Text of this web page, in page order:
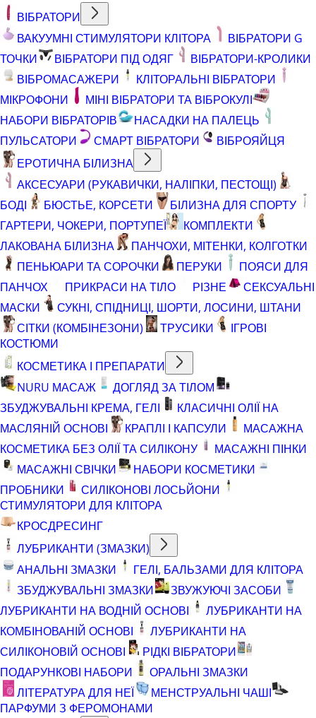
ВІБРАТОРИ
ВАКУУМНІ СТИМУЛЯТОРИ КЛІТОРА
ВІБРАТОРИ G
ТОЧКИ
ВІБРАТОРИ ПІД ОДЯГ
ВІБРАТОРИ-КРОЛИКИ
ВІБРОМАСАЖЕРИ
КЛІТОРАЛЬНІ ВІБРАТОРИ
МІКРОФОНИ
МІНІ ВІБРАТОРИ ТА ВІБРОКУЛІ
НАБОРИ ВІБРАТОРІВ
НАСАДКИ НА ПАЛЕЦЬ
ПУЛЬСАТОРИ
СМАРТ ВІБРАТОРИ
ВІБРОЯЙЦЯ
ЕРОТИЧНА БІЛИЗНА
АКСЕСУАРИ (РУКАВИЧКИ, НАЛІПКИ, ПЕСТОЩІ)
БОДІ
БЮСТЬЕ, КОРСЕТИ
БІЛИЗНА ДЛЯ СПОРТУ
ГАРТЕРИ, ЧОКЕРИ, ПОРТУПЕЇ
КОМПЛЕКТИ
ЛАКОВАНА БІЛИЗНА
ПАНЧОХИ, МІТЕНКИ, КОЛГОТКИ
ПЕНЬЮАРИ ТА СОРОЧКИ
ПЕРУКИ
ПОЯСИ ДЛЯ
ПАНЧОХ
ПРИКРАСИ НА ТІЛО РІЗНЕ
СЕКСУАЛЬНІ
МАСКИ
СУКНІ, СПІДНИЦІ, ШОРТИ, ЛОСИНИ, ШТАНИ
СІТКИ (КОМБІНЕЗОНИ)
ТРУСИКИ
ІГРОВІ
КОСТЮМИ
КОСМЕТИКА І ПРЕПАРАТИ
NURU МАСАЖ
ДОГЛЯД ЗА ТІЛОМ
ЗБУДЖУВАЛЬНІ КРЕМА, ГЕЛІ
КЛАСИЧНІ ОЛІЇ НА
МАСЛЯНІЙ ОСНОВІ
КРАПЛІ І КАПСУЛИ
МАСАЖНА
КОСМЕТИКА БЕЗ ОЛІЇ ТА СИЛІКОНУ
МАСАЖНІ ПІНКИ
МАСАЖНІ СВІЧКИ
НАБОРИ КОСМЕТИКИ
ПРОБНИКИ
СИЛІКОНОВІ ЛОСЬЙОНИ
СТИМУЛЯТОРИ ДЛЯ КЛІТОРА
КРОСДРЕСИНГ
ЛУБРИКАНТИ (ЗМАЗКИ)
АНАЛЬНІ ЗМАЗКИ
ГЕЛІ, БАЛЬЗАМИ ДЛЯ КЛІТОРА
ЗБУДЖУВАЛЬНІ ЗМАЗКИ
ЗВУЖУЮЧІ ЗАСОБИ
ЛУБРИКАНТИ НА ВОДНІЙ ОСНОВІ
ЛУБРИКАНТИ НА
КОМБІНОВАНІЙ ОСНОВІ
ЛУБРИКАНТИ НА
СИЛІКОНОВІЙ ОСНОВІ
РІДКІ ВІБРАТОРИ
ПОДАРУНКОВІ НАБОРИ
ОРАЛЬНІ ЗМАЗКИ
ЛІТЕРАТУРА ДЛЯ НЕЇ
МЕНСТРУАЛЬНІ ЧАШІ
ПАРФУМИ З ФЕРОМОНАМИ